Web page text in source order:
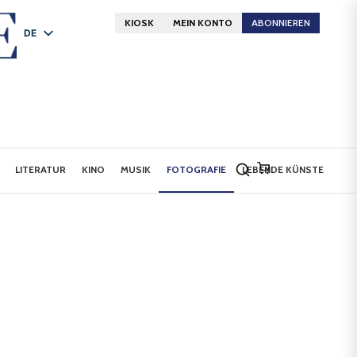
DE
KIOSK MEIN KONTO ABONNIEREN
LITERATUR KINO MUSIK FOTOGRAFIE LEBENDE KÜNSTE